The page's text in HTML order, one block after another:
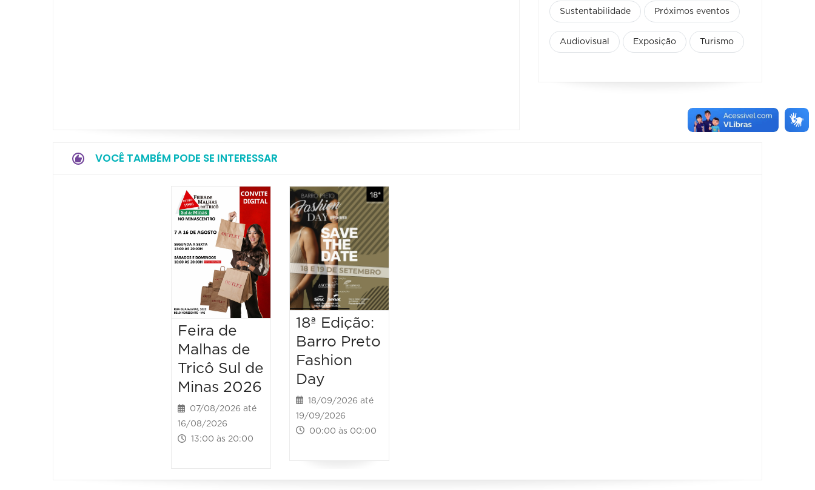
Sustentabilidade Próximos eventos
Audiovisual Exposição Turismo
VOCÊ TAMBÉM PODE SE INTERESSAR
Feira de
Malhas de
Tricô Sul de
Minas 2026
07/08/2026 até
16/08/2026
13:00 às 20:00
18ª Edição:
Barro Preto
Fashion
Day
18/09/2026 até
19/09/2026
00:00 às 00:00